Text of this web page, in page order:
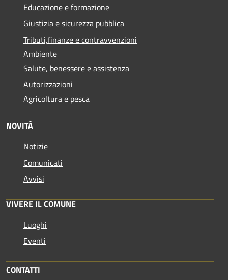
Educazione e formazione
Giustizia e sicurezza pubblica
Tributi,finanze e contravvenzioni
Ambiente
Salute, benessere e assistenza
Autorizzazioni
Agricoltura e pesca
NOVITÀ
Notizie
Comunicati
Avvisi
VIVERE IL COMUNE
Luoghi
Eventi
CONTATTI